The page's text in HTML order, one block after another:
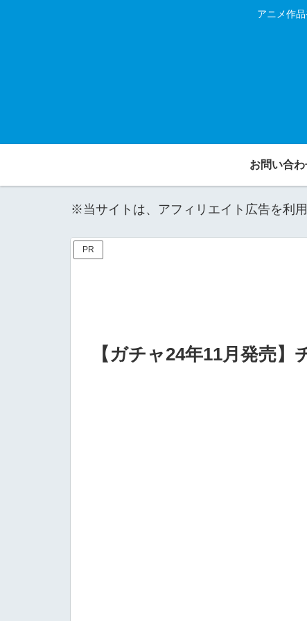
アニメ作
お問い合わ
※当サイトは、アフィリエイト広告を利
PR
【ガチャ24年11月発売